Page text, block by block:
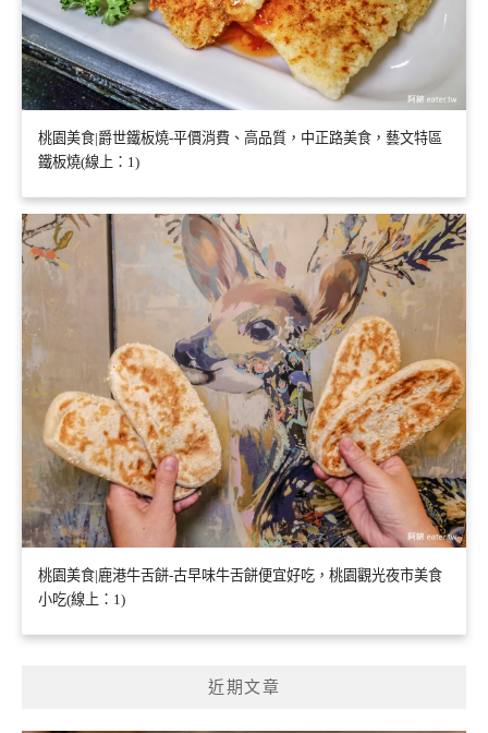
桃園美食|爵世鐵板燒-平價消費、高品質，中正路美食，藝文特區
鐵板燒(線上：1)
桃園美食|鹿港牛舌餅-古早味牛舌餅便宜好吃，桃園觀光夜市美食
小吃(線上：1)
近期文章